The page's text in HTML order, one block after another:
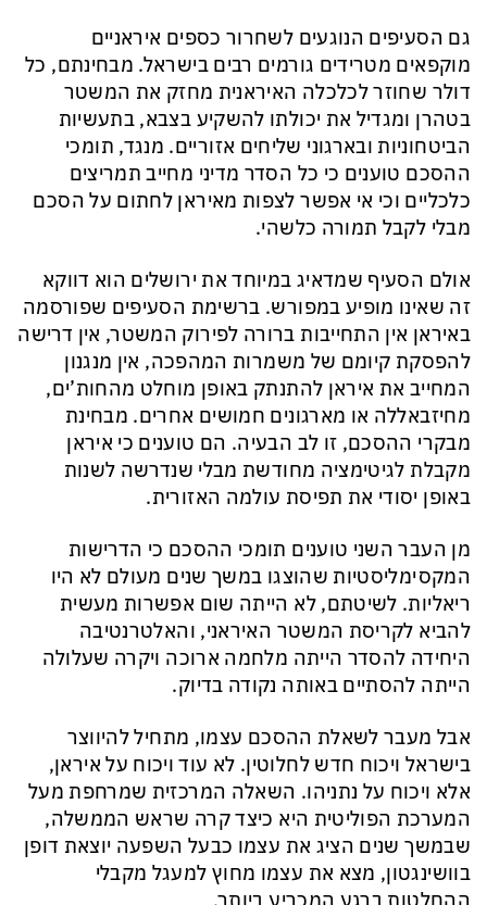
גם הסעיפים הנוגעים לשחרור כספים איראניים
מוקפאים מטרידים גורמים רבים בישראל. מבחינתם, כל
דולר שחוזר לכלכלה האיראנית מחזק את המשטר
בטהרן ומגדיל את יכולתו להשקיע בצבא, בתעשיות
הביטחוניות ובארגוני שליחים אזוריים. מנגד, תומכי
ההסכם טוענים כי כל הסדר מדיני מחייב תמריצים
כלכליים וכי אי אפשר לצפות מאיראן לחתום על הסכם
מבלי לקבל תמורה כלשהי.
אולם הסעיף שמדאיג במיוחד את ירושלים הוא דווקא
זה שאינו מופיע במפורש. ברשימת הסעיפים שפורסמה
באיראן אין התחייבות ברורה לפירוק המשטר, אין דרישה
להפסקת קיומם של משמרות המהפכה, אין מנגנון
המחייב את איראן להתנתק באופן מוחלט מהחות’ים,
מחיזבאללה או מארגונים חמושים אחרים. מבחינת
מבקרי ההסכם, זו לב הבעיה. הם טוענים כי איראן
מקבלת לגיטימציה מחודשת מבלי שנדרשה לשנות
באופן יסודי את תפיסת עולמה האזורית.
מן העבר השני טוענים תומכי ההסכם כי הדרישות
המקסימליסטיות שהוצגו במשך שנים מעולם לא היו
ריאליות. לשיטתם, לא הייתה שום אפשרות מעשית
להביא לקריסת המשטר האיראני, והאלטרנטיבה
היחידה להסדר הייתה מלחמה ארוכה ויקרה שעלולה
הייתה להסתיים באותה נקודה בדיוק.
אבל מעבר לשאלת ההסכם עצמו, מתחיל להיווצר
בישראל ויכוח חדש לחלוטין. לא עוד ויכוח על איראן,
אלא ויכוח על נתניהו. השאלה המרכזית שמרחפת מעל
המערכת הפוליטית היא כיצד קרה שראש הממשלה,
שבמשך שנים הציג את עצמו כבעל השפעה יוצאת דופן
בוושינגטון, מצא את עצמו מחוץ למעגל מקבלי